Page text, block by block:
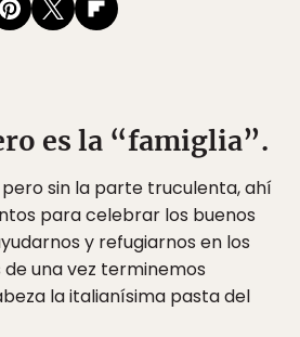
es la “famiglia”.
sin la parte truculenta, ahí
para celebrar los buenos
y refugiarnos en los
una vez terminemos
la italianísima pasta del